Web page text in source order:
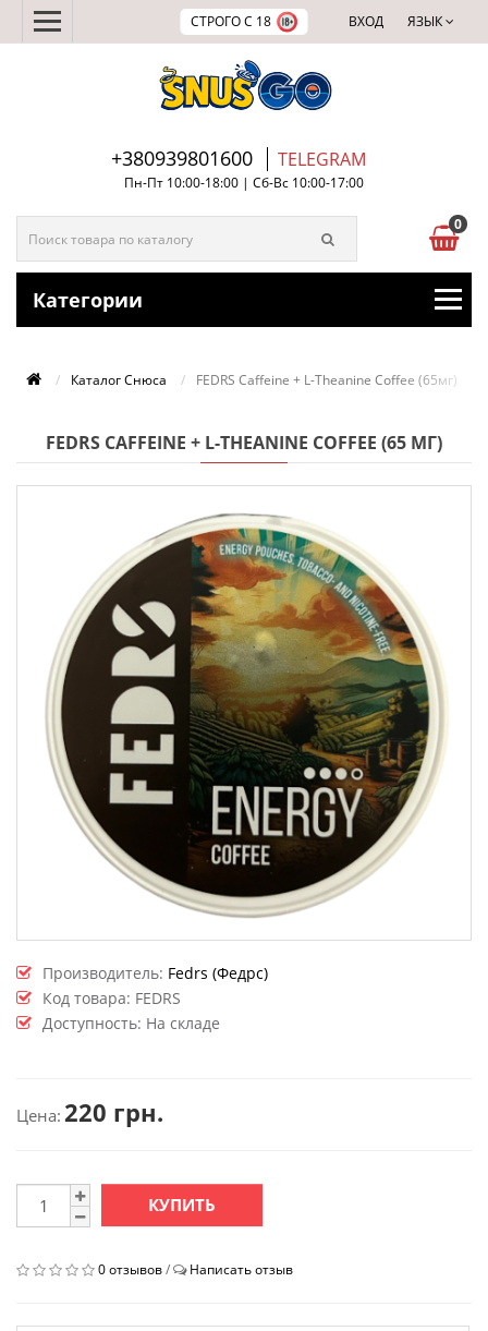
СТРОГО С 18 ЯЗЫК
ВХОД
+380939801600 TELEGRAM
Пн-Пт 10:00-18:00 | Сб-Вс 10:00-17:00
0
Категории
Каталог Снюса FEDRS Caffeine + L-Theanine Coffee (65мг)
FEDRS CAFFEINE + L-THEANINE COFFEE (65 МГ)
Производитель: Fedrs (Федрс)
Код товара: FEDRS
Доступность: На складе
Цена: 220 грн.
КУПИТЬ
0 отзывов/ Написать отзыв